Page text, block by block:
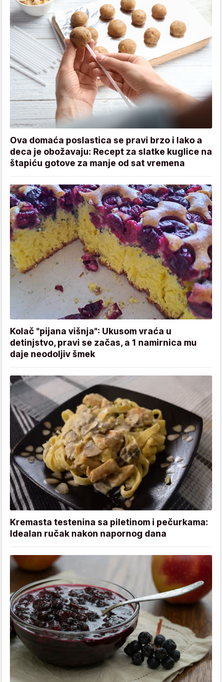
Ova domaća poslastica se pravi brzo i lako a
deca je obožavaju: Recept za slatke kuglice na
štapiću gotove za manje od sat vremena
Kolač "pijana višnja": Ukusom vraća u
detinjstvo, pravi se začas, a 1 namirnica mu
daje neodoljiv šmek
Kremasta testenina sa piletinom i pečurkama:
Idealan ručak nakon napornog dana